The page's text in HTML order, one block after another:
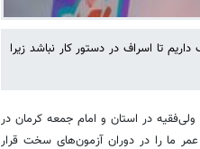
تا اسراف در دستور کار نباشد زیرا
در استان و امام جمعه کرمان در
ما را در دوران آزمون‌های سخت قرار